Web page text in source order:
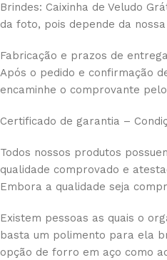
Brindes: Caixinha de Veludo
da foto, pois depende da
Fabricação e prazos de entrega
Após o pedido e confirmação
encaminhe o comprovante
Certificado de garantia –
Todos nossos produtos
qualidade comprovado e
Embora a qualidade seja
Existem pessoas as quais o
basta um polimento para ela
opção de forro em aço como